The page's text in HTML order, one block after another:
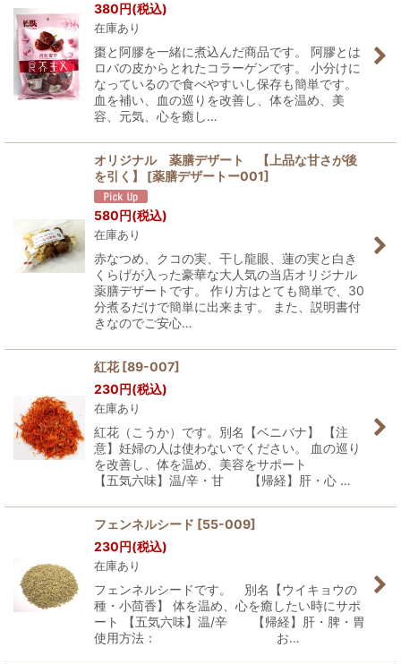
380円(税込)
在庫あり
棗と阿膠を一緒に煮込んだ商品です。 阿膠とは
ロバの皮からとれたコラーゲンです。 小分けに
なっているので食べやすいし保存も簡単です。
血を補い、血の巡りを改善し、体を温め、美
容、元気、心を癒し…
オリジナル 薬膳デザート 【上品な甘さが後
を引く】
[薬膳デザートー001]
580円(税込)
在庫あり
赤なつめ、クコの実、干し龍眼、蓮の実と白き
くらげが入った豪華な大人気の当店オリジナル
薬膳デザートです。 作り方はとても簡単で、30
分煮るだけで簡単に出来ます。 また、説明書付
きなのでご安心…
紅花 [89-007]
230円(税込)
在庫あり
紅花（こうか）です。別名【ベニバナ】 【注
意】妊婦の人は使わないでください。 血の巡り
を改善し、体を温め、美容をサポート
【五気六味】温/辛・甘 【帰経】肝・心 …
フェンネルシード [55-009]
230円(税込)
在庫あり
フェンネルシードです。 別名【ウイキョウの
種・小茴香】 体を温め、心を癒したい時にサポ
ート 【五気六味】温/辛 【帰経】肝・脾・胃
使用方法： お…